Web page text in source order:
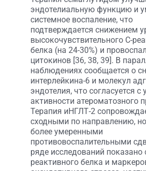
эндотелиальную функцию и
системное воспаление, что
подтверждается снижением
высокочувствительного С-
белка (на 24-30%) и
цитокинов [36, 38, 39]. В
наблюдениях сообщается о
интерлейкина-6 и молекул
эндотелия, что согласуется
активности атероматозного
Терапия иНГЛТ-2
сходными по направлению,
более умеренными
противовоспалительными
ряде исследований показано
реактивного белка и